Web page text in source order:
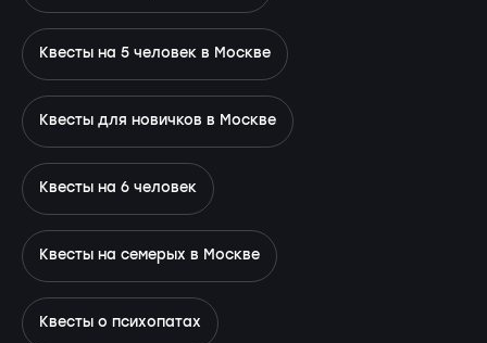
Квесты на 5 человек в Москве
Квесты для новичков в Москве
Квесты на 6 человек
Квесты на семерых в Москве
Квесты о психопатах